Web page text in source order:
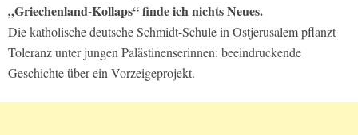
„Griechenland-Kollaps“ finde ich nichts Neues.
Die katholische deutsche Schmidt-Schule in Ostjerusalem pflanzt
Toleranz unter jungen Palästinenserinnen: beeindruckende
Geschichte über ein Vorzeigeprojekt.